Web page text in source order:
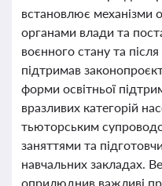
встановлює механізми
органами влади та
воєнного стану та
підтримав
форми освітньої
вразливих категорій
тьюторським
заняттями та
навчальних закладах.
оприлюднив важливі